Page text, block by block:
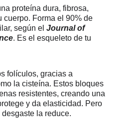
proteína dura, fibrosa,
cuerpo. Forma el 90% de
según el Journal of
. Es el esqueleto de tu
folículos, gracias a
la cisteína. Estos bloques
resistentes, creando una
y da elasticidad. Pero
la reduce.